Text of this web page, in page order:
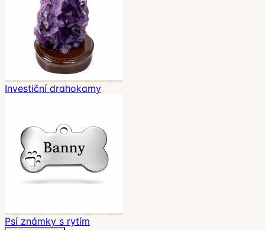
Investiční drahokamy
Psí známky s rytím